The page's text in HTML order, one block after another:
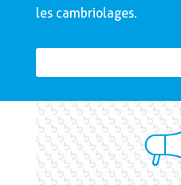
les cambriolages.